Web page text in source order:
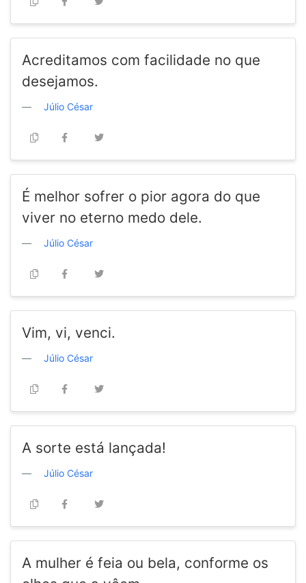
Acreditamos com facilidade no que
desejamos.
Júlio César
É melhor sofrer o pior agora do que
viver no eterno medo dele.
Júlio César
Vim, vi, venci.
Júlio César
A sorte está lançada!
Júlio César
A mulher é feia ou bela, conforme os